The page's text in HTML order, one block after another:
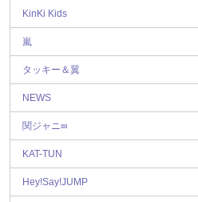
KinKi Kids
嵐
タッキー＆翼
NEWS
関ジャニ∞
KAT-TUN
Hey!Say!JUMP